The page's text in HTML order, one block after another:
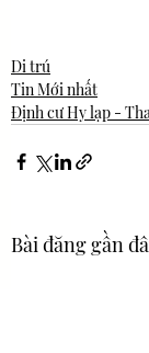
Di trú
Tin Mới nhất
Định cư Hy lạp -
Bài đăng gần